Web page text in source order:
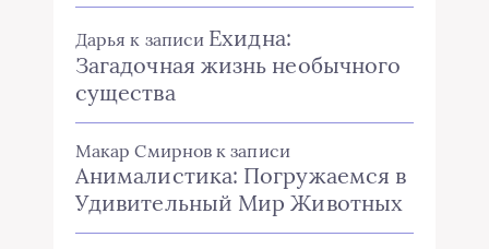
Дарья к записи Ехидна:
Загадочная жизнь необычного
существа
Макар Смирнов к записи
Анималистика: Погружаемся в
Удивительный Мир Животных